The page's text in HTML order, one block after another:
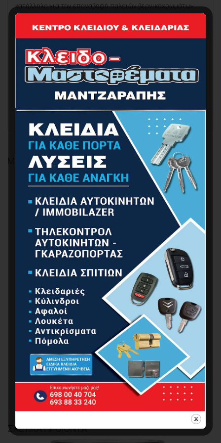
κατάλληλο για την επαναβαφή παλαιών βερνικοχρωμάτων
διαλύτου (ριπολίνες ή λαδομπογιές). Έχει μεγάλη λευκότητα
και δεν κιτρινίζει με την πάροδο του χρόνου. Δουλεύεται
εύκολα, απλώνει θαυμάσια και έχει μεγάλη ελαστικότητα.
Έχει μεγάλη καλυπτικότητα και απόδοση και εξασφαλίζει ένα
τέλειο φινίρισμα. Το AQUACHROM ECO διατίθεται σε
γυαλιστερό, σατινέ και ματ.
ΠΕΡΙΓΡΑΦΉ ΕΦΑΡΜΟΓΉΣ
Εφαρμόζεται με Πινέλο, Ρολό, Πιστόλι
ΜΠΟΡΕΊ ΕΠΊΣΗΣ ΝΑ ΣΑΣ ΑΡΈΣΕΙ…
AQUACHROM PRIMER ECO
8.00 €
ΣΧΕΤΙΚΆ ΠΡΟΪΌΝΤΑ